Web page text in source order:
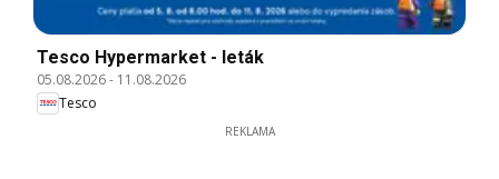
Tesco Hypermarket - leták
05.08.2026- 11.08.2026
Tesco
REKLAMA